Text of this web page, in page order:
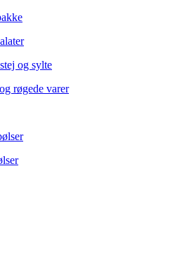
og sylte
røgede varer